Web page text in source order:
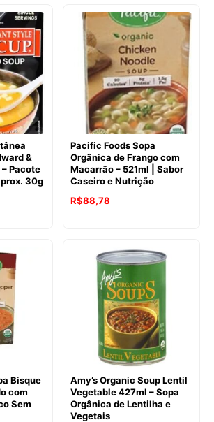
&
Pacote
30g
Pacific Foods Sopa
Orgânica de Frango com
Macarrão – 521ml | Sabor
Caseiro e Nutrição
O
R$94,61.
R$88,78
é:
R$88,78.
Bisque
com
Sem
Amy’s Organic Soup Lentil
Vegetable 427ml – Sopa
Orgânica de Lentilha e
Vegetais